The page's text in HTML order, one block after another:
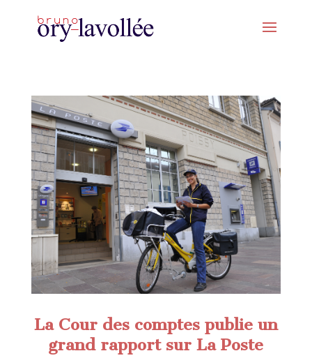
La Cour des comptes publie un
grand rapport sur La Poste